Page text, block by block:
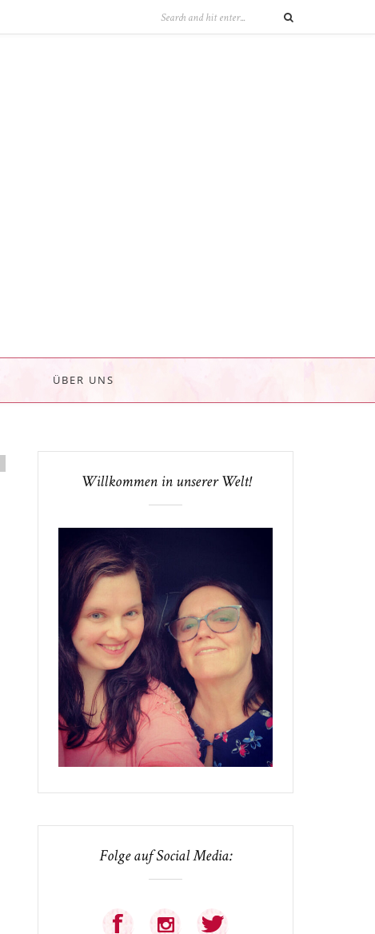
ÜBER UNS
Willkommen in unserer Welt!
Folge auf Social Media: